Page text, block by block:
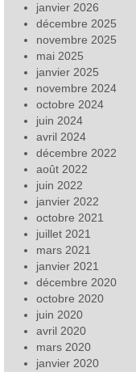
janvier 2026
décembre 2025
novembre 2025
mai 2025
janvier 2025
novembre 2024
octobre 2024
juin 2024
avril 2024
décembre 2022
août 2022
juin 2022
janvier 2022
octobre 2021
juillet 2021
mars 2021
janvier 2021
décembre 2020
octobre 2020
juin 2020
avril 2020
mars 2020
janvier 2020